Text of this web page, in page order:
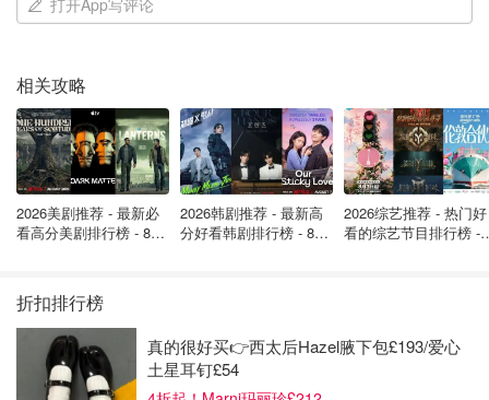
2. 苹果平板电脑Apple iPad Air 11-inch (2025, M3 芯片)
✨推荐理由： 被誉为“留学生万能平板”，它轻巧便携，完美
平衡了学习与娱乐需求，尤其适合设计、传媒等专业的同
学。
打开App写评论
相关攻略
2026美剧推荐 - 最新必
看高分美剧排行榜 - 8月
2026韩剧推荐 - 最新高
分好看韩剧排行榜 - 8月
2026综艺推荐 - 热门好
看的综艺节目排行榜 -
折扣排行榜
真的很好买👉西太后Hazel腋下包£193/爱心
土星耳钉£54